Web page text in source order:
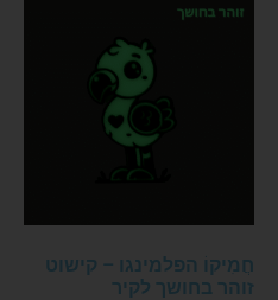
חֲמִיקוֹ הפלמינגו – קישוט
זוהר בחושך לקיר